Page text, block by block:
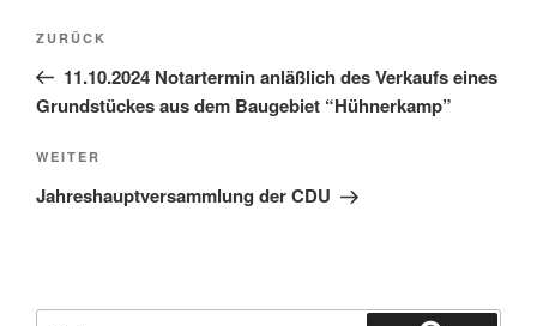
ZURÜCK
11.10.2024 Notartermin anläßlich des Verkaufs eines
Grundstückes aus dem Baugebiet “Hühnerkamp”
WEITER
Jahreshauptversammlung der CDU